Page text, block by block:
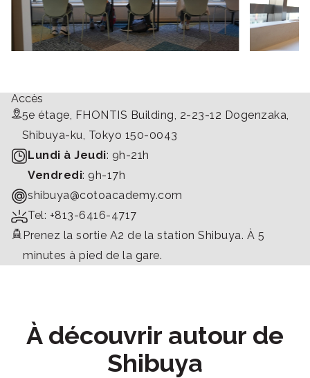
Accès
5e étage, FHONTIS Building, 2-23-12 Dogenzaka,
Shibuya-ku, Tokyo 150-0043
Lundi à Jeudi: 9h-21h
Vendredi: 9h-17h
shibuya@cotoacademy.com
Tel: +813-6416-4717
Prenez la sortie A2 de la station Shibuya. À 5
minutes à pied de la gare.
À découvrir autour de
Shibuya